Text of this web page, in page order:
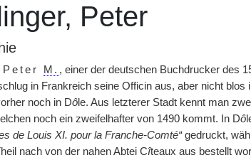
Peter
Peter M. , einer der deutschen Buchdrucker des
in Frankreich seine Officin aus, aber nicht
noch in Dôle. Aus letzterer Stadt kennt man
noch ein zweifelhafter von 1490 kommt. In Dô
de Louis XI. pour la Franche-Comté“gedruckt,
nach von der nahen Abtei Cîteaux aus bestellt